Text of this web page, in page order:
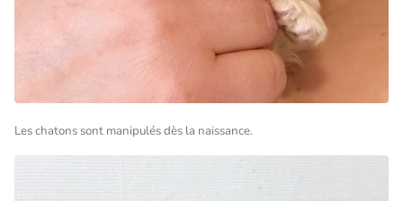
Les chatons sont manipulés dès la naissance.